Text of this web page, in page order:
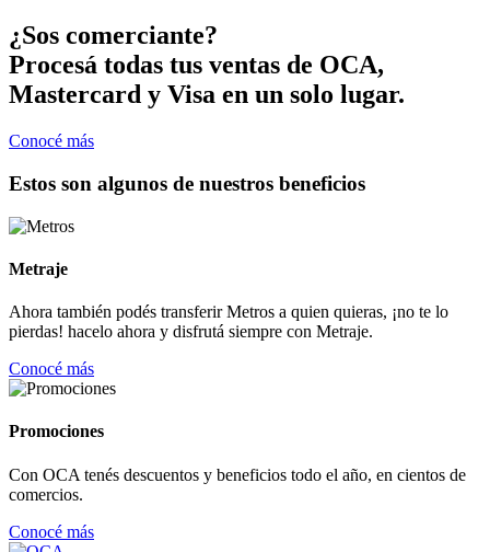
¿Sos comerciante?
Procesá todas tus ventas de OCA,
Mastercard y Visa en un solo lugar.
Conocé más
Estos son algunos de nuestros beneficios
Metraje
Ahora también podés transferir Metros a quien quieras, ¡no te lo
pierdas! hacelo ahora y disfrutá siempre con Metraje.
Conocé más
Promociones
Con OCA tenés descuentos y beneficios todo el año, en cientos de
comercios.
Conocé más